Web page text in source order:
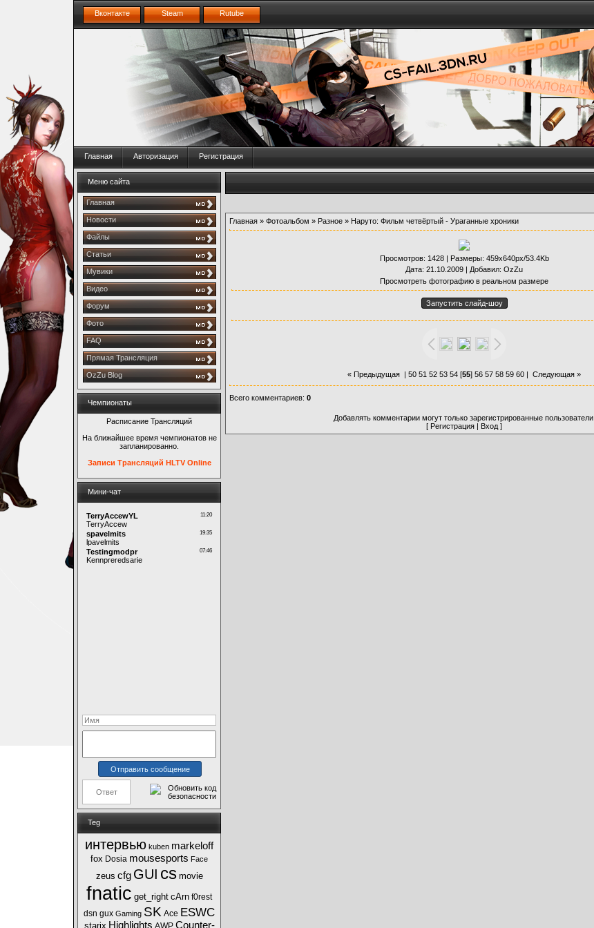
Вконтакте Steam Rutube
Главная Авторизация Регистрация
Меню сайта
Главная
Новости
Файлы
Статьи
Мувики
Видео
Форум
Фото
FAQ
Прямая Трансляция
OzZu Blog
Чемпионаты
Расписание Трансляций
На ближайшее время чемпионатов не
запланированно.
Записи Трансляций HLTV Online
Мини-чат
Teg
интервью kuben markeloff
fox Dosia mousesports Face
zeus cfg GUI cs movie
fnatic get_right cArn f0rest
dsn gux Gaming SK Ace ESWC
starix Highlights AWP Counter-
Главная » Фотоальбом » Разное » Наруто: Фильм четвёртый - Ураганные хроники
Просмотров: 1428 | Размеры: 459x640px/53.4Kb
Дата: 21.10.2009 | Добавил: OzZu
Просмотреть фотографию в реальном размере
« Предыдущая | 50 51 52 53 54 [55] 56 57 58 59 60 | Следующая »
Всего комментариев: 0
Добавлять комментарии могут только зарегистрированные пользователи.
[ Регистрация | Вход ]